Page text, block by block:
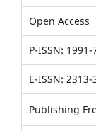
Open Access
P-ISSN: 1991-
E-ISSN: 2313-
Publishing